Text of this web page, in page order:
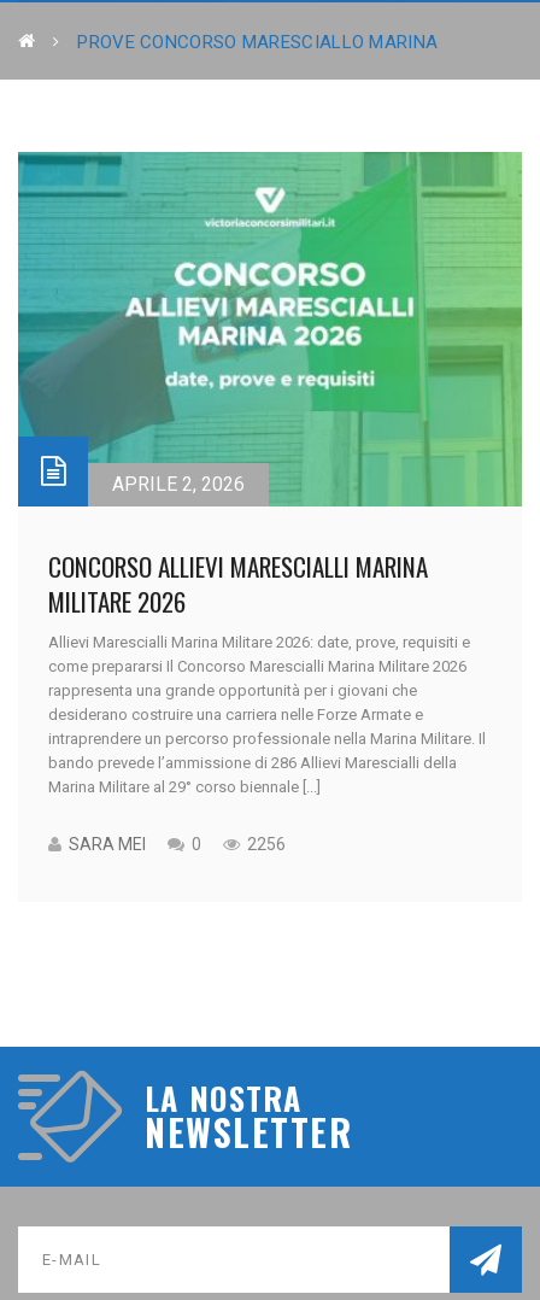
PROVE CONCORSO MARESCIALLO MARINA
APRILE 2, 2026
CONCORSO ALLIEVI MARESCIALLI MARINA
MILITARE 2026
Allievi Marescialli Marina Militare 2026: date, prove, requisiti e
come prepararsi Il Concorso Marescialli Marina Militare 2026
rappresenta una grande opportunità per i giovani che
desiderano costruire una carriera nelle Forze Armate e
intraprendere un percorso professionale nella Marina Militare. Il
bando prevede l’ammissione di 286 Allievi Marescialli della
Marina Militare al 29° corso biennale [...]
SARA MEI 0 2256
LA NOSTRA
NEWSLETTER